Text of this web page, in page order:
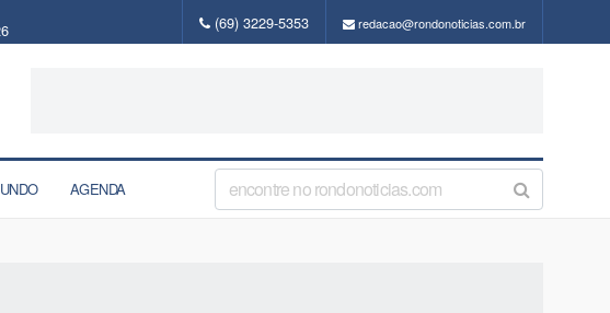
(69) 3229-5353 redacao@rondonoticias.com.br
AGENDA